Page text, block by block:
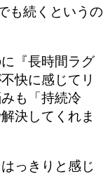
も続くというの
『長時間ラグ
快に感じてリ
も「持続冷
決してくれま
っきりと感じ